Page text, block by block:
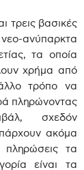
τρεις βασικές
ανύπαρκτα
τα οποία
χρήμα από
τρόπο να
πληρώνοντας
σχεδόν
ακόμα
τα
είναι τα